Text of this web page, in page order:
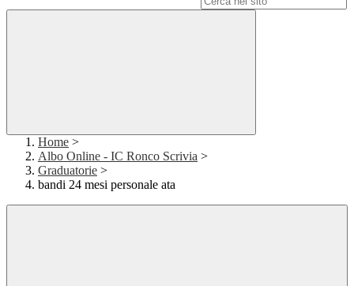
Home >
Albo Online - IC Ronco Scrivia >
Graduatorie >
bandi 24 mesi personale ata